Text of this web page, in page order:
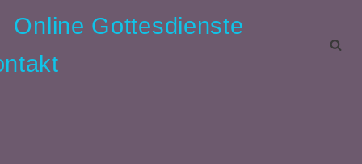
Online Gottesdienste